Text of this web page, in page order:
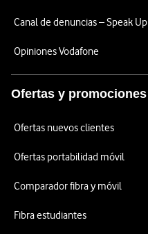
Canal de denuncias – Speak Up
Opiniones Vodafone
Ofertas y promociones
Ofertas nuevos clientes
Ofertas portabilidad móvil
Comparador fibra y móvil
Fibra estudiantes